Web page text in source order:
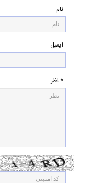
نام
ایمیل
* نظر